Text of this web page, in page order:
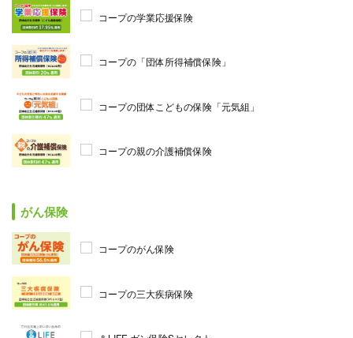
コープの学業応援保険
コープの「団体所得補償保険」
コープの団体こどもの保険「元気組」
コープの親の介護補償保険
がん保険
コープのがん保険
コープの三大疾病保険